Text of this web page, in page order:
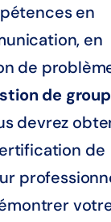
en
en
de
de
devrez
de